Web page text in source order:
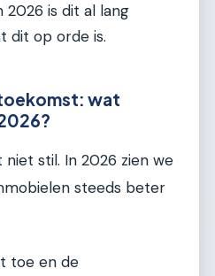
2026 is dit al lang
dit op orde is.
wat
stil. In 2026 zien we
steeds beter
toe en de